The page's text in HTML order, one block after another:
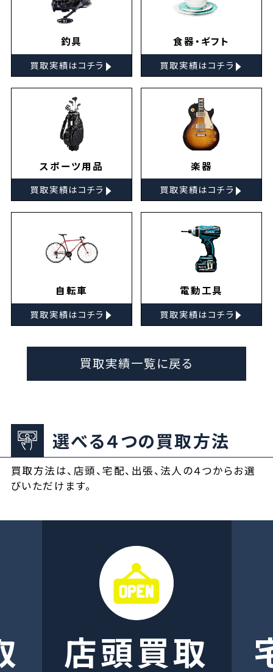
釣具
買取実績はコチラ ▸
食器・ギフト
買取実績はコチラ ▸
スポーツ用品
買取実績はコチラ ▸
楽器
買取実績はコチラ ▸
自転車
買取実績はコチラ ▸
電動工具
買取実績はコチラ ▸
買取実績一覧に戻る
選べる４つの買取方法
買取方法は、店頭、宅配、出張、法人の４つからお選
びいただけます。
店頭買取